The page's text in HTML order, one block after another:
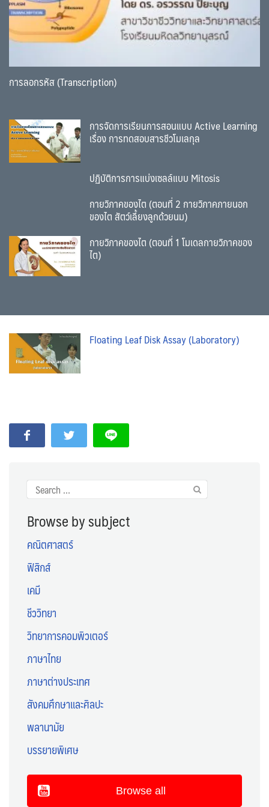
การลอกรหัส (Transcription)
การจัดการเรียนการสอนแบบ Active Learning
เรื่อง การทดสอบสารชีวโมเลกุล
ปฏิบัติการการแบ่งเซลล์แบบ Mitosis
กายวิภาคของไต (ตอนที่ 2 กายวิภาคภายนอก
ของไต สัตว์เลี้ยงลูกด้วยนม)
กายวิภาคของไต (ตอนที่ 1 โมเดลกายวิภาคของ
ไต)
Floating Leaf Disk Assay (Laboratory)
Search
for:
Browse by subject
คณิตศาสตร์
ฟิสิกส์
เคมี
ชีววิทยา
วิทยาการคอมพิวเตอร์
ภาษาไทย
ภาษาต่างประเทศ
สังคมศึกษาและศิลปะ
พลานามัย
บรรยายพิเศษ
Browse all